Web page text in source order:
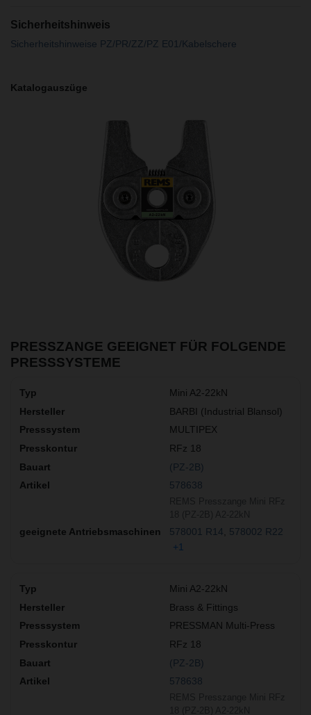
Sicherheitshinweis
Sicherheitshinweise PZ/PR/ZZ/PZ E01/Kabelschere
Katalogauszüge
PRESSZANGE GEEIGNET FÜR FOLGENDE
PRESSSYSTEME
Mini A2-22kN
BARBI (Industrial Blansol)
MULTIPEX
RFz 18
(PZ-2B)
578638
578001 R14
578002 R22
+1
Mini A2-22kN
Brass & Fittings
PRESSMAN Multi-Press
RFz 18
(PZ-2B)
578638